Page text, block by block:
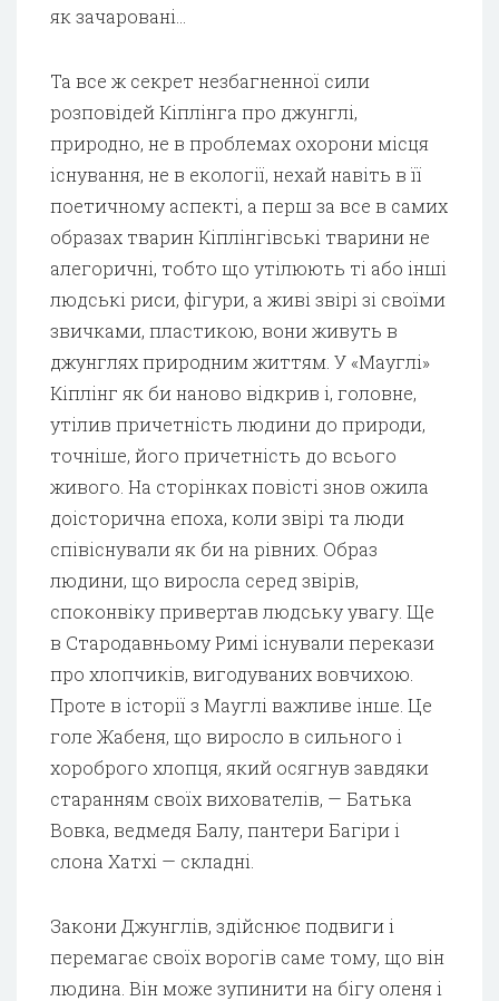
як зачаровані…
Та все ж секрет незбагненної сили
розповідей Кіплінга про джунглі,
природно, не в проблемах охорони місця
існування, не в екології, нехай навіть в її
поетичному аспекті, а перш за все в самих
образах тварин Кіплінгівські тварини не
алегоричні, тобто що утілюють ті або інші
людські риси, фігури, а живі звірі зі своїми
звичками, пластикою, вони живуть в
джунглях природним життям. У «Мауглі»
Кіплінг як би наново відкрив і, головне,
утілив причетність людини до природи,
точніше, його причетність до всього
живого. На сторінках повісті знов ожила
доісторична епоха, коли звірі та люди
співіснували як би на рівних. Образ
людини, що виросла серед звірів,
споконвіку привертав людську увагу. Ще
в Стародавньому Римі існували перекази
про хлопчиків, вигодуваних вовчихою.
Проте в історії з Мауглі важливе інше. Це
голе Жабеня, що виросло в сильного і
хороброго хлопця, який осягнув завдяки
старанням своїх вихователів, — Батька
Вовка, ведмедя Балу, пантери Багіри і
слона Хатхі — складні.
Закони Джунглів, здійснює подвиги і
перемагає своїх ворогів саме тому, що він
людина. Він може зупинити на бігу оленя і